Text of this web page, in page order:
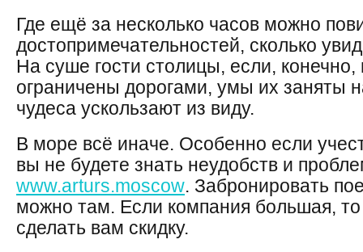
Где ещё за несколько часов можно
достопримечательностей, сколько
На суше гости столицы, если,
ограничены дорогами, умы их заняты
чудеса ускользают из виду.
В море всё иначе. Особенно если
вы не будете знать неудобств и
www.arturs.moscow. Забронировать
можно там. Если компания большая, то
сделать вам скидку.